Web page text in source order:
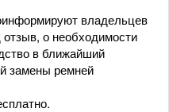
владельцев
о необходимости
в ближайший
замены ремней